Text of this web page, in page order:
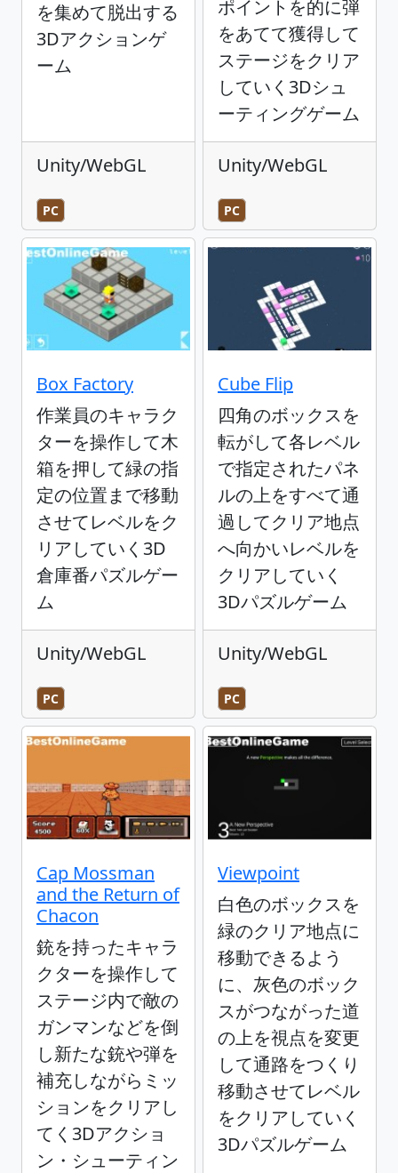
を集めて脱出する
3Dアクションゲ
ーム
Unity/WebGL
PC
ポイントを的に弾
をあてて獲得して
ステージをクリア
していく3Dシュ
ーティングゲーム
Unity/WebGL
PC
Box Factory
作業員のキャラク
ターを操作して木
箱を押して緑の指
定の位置まで移動
させてレベルをク
リアしていく3D
倉庫番パズルゲー
ム
Unity/WebGL
PC
Cube Flip
四角のボックスを
転がして各レベル
で指定されたパネ
ルの上をすべて通
過してクリア地点
へ向かいレベルを
クリアしていく
3Dパズルゲーム
Unity/WebGL
PC
Cap Mossman
and the Return of
Chacon
銃を持ったキャラ
クターを操作して
ステージ内で敵の
ガンマンなどを倒
し新たな銃や弾を
補充しながらミッ
ションをクリアし
てく3Dアクショ
ン・シューティン
Viewpoint
白色のボックスを
緑のクリア地点に
移動できるよう
に、灰色のボック
スがつながった道
の上を視点を変更
して通路をつくり
移動させてレベル
をクリアしていく
3Dパズルゲーム